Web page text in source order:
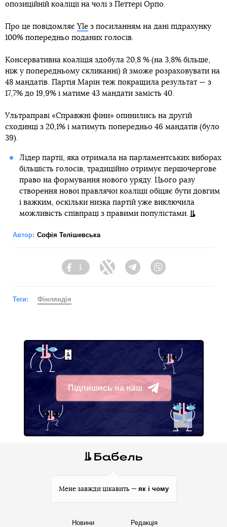
опозиційній коаліції на чолі з Петтері Орпо.
Про це повідомляє Yle з посиланням на дані підрахунку
100% попередньо поданих голосів.
Консервативна коаліція здобула 20,8 % (на 3,8% більше,
ніж у попередньому скликанні) й зможе розраховувати на
48 мандатів. Партія Марін теж покращила результат — з
17,7% до 19,9% і матиме 43 мандати замість 40.
Ультраправі «Справжні фіни» опинились на другій
сходинці з 20,1% і матимуть попередньо 46 мандатів (було
39).
Лідер партії, яка отримала на парламентських виборах
більшість голосів, традиційно отримує першочергове
право на формування нового уряду. Цього разу
створення нової правлячої коаліції обіцяє бути довгим
і важким, оскільки низка партій уже виключила
можливість співпраці з правими популістами.
Автор: Софія Телішевська
Facebook
1
Twitter TelegramViber
Теги: Фінляндія
Підпишись на наш
Telegram
Мене завжди цікавить — як і чому
Новини
Редакція